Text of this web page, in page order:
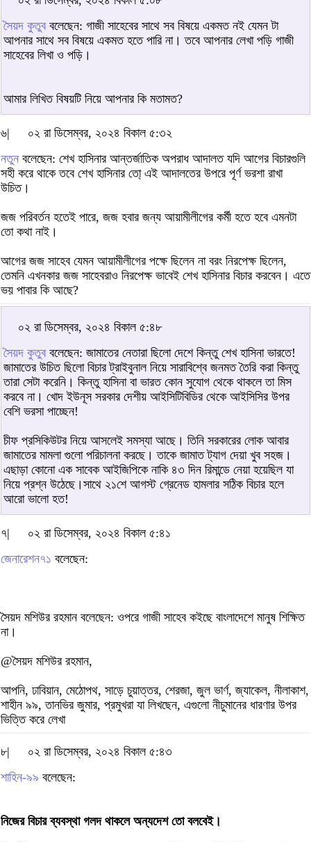
সৈয়দ কুতুব বলেছেন: গাজী সাহেবের সাথে সব বিষয়ে একমত নই যেমন টা
আপনার সাথে সব বিষয়ে একমত হতে পারি না। তবে আপনার লেখা পড়ি গাজী
সাহেবের লিখা ও পড়ি।
আমার লিখিত বিষয়টি নিয়ে আপনার কি মতামত?
৬|
০২ রা ডিসেম্বর, ২০২৪ বিকাল ৫:৩২
নতুন বলেছেন: শেখ হাসিনার আন্তর্জাতিক অপরাধ আদালত যদি আগের বিচারগুলি
সহী করে থাকে তবে শেখ হাসিনার তো্ এই আদালতের উপরে পূর্ণ ভরশা রাখা
উচিত।
জজ পরিবর্তন হতেই পারে, জজ হবার জন্য আয়ামীলীগের কর্মী হতে হবে এমনটা
তো কথা নাই।
আগের জজ সাহেব যেমন আয়ামীলীগের পক্ষে ছিলেন না বরং নিরপেক্ষ ছিলেন,
তেমনি এখনকার জজ সাহেবরাও নিরপেক্ষ ভাবেই শেখ হাসিনার বিচার করবেন। এতে
ভয় পাবার কি আছে?
০২ রা ডিসেম্বর, ২০২৪ বিকাল ৫:৪৮
সৈয়দ কুতুব বলেছেন: জামাতের নেতারা ছিলো দেশে কিন্তু শেখ হাসিনা ভারতে!
জামাতের উচিত ছিলো বিচার ট্রাইবুনাল নিয়ে সারাবিশ্বে জনমত তৈরি করা কিন্তু
তারা সেটা করেনি। কিন্তু হাসিনা বা ভারত কোন সুযোগ থেকে থাকলে তা মিস
করবে না। খোদ ইউনূস সরকার দেশীয় আইসিটিবিডির থেকে আইসিসির উপর
বেশি ভরসা পাচ্ছেন!
চীফ প্রসিকিউটর নিয়ে আসলেই সমস্যা আছে। তিনি সরকারের লোক আবার
জামাতের মামলা গুলো পরিচালনা করছে। তাকে জামাত ট্যাগ দেয়া খুব সহজ।
এছাড়া কোনো এক সাবেক আইজিপিকে নাকি ৪৩ দিন রিমান্ডে নেয়া হয়েছিল যা
নিয়ে প্রশ্ন উঠেছে।সাথে ২১শে আগস্ট গ্রেনেড হামলার সঠিক বিচার হলে
আরো ভালো হত!
৭|
০২ রা ডিসেম্বর, ২০২৪ বিকাল ৫:৪১
জেনারেশন৭১ বলেছেন:
সৈয়দ মশিউর রহমান বলেছেন: ওপরে গাজী সাহেব কইছে বাংলাদেশে মানুষ শিক্ষিত
না।
@সৈয়দ মশিউর রহমান,
আপনি, ঢাবিয়ান, মেঠোপথ, সাড়ে চুয়াত্তর, শেরজা, জুল ভার্ণ, জ্যাকেল, নীলাকাশ,
শাহীন ৯৯, তানভির জুমার, প্রমুখরা যা লিখছেন, এগুলো নীচুমানের ধারণার উপর
ভিত্তি করে লেখা
৮|
০২ রা ডিসেম্বর, ২০২৪ বিকাল ৫:৪৩
শাহিন-৯৯ বলেছেন:
নিজের বিচার ব্যবস্থা গলদ থাকলে অন্যদেশ তো বলবেই।